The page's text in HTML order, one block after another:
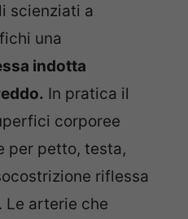
scienziati a
una
indotta
In pratica il
corporee
per petto, testa,
riflessa
Le arterie che